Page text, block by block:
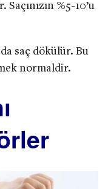
%5-10’u
saç dökülür. Bu
normaldir.